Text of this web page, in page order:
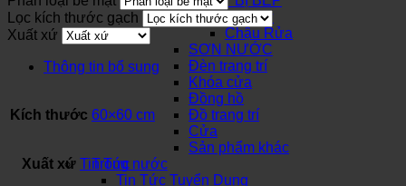
Bếp Từ
Chậu Rửa
SƠN NƯỚC
Đèn trang trí
Khóa cửa
Đồng hồ
Đồ trang trí
Cửa
Sản phẩm khác
Tin Tức
Tin Tức Tuyển Dụng
Lọc kích thước gạch
Xuất xứ
Thông tin bổ sung
Kích thước 60×60 cm
Xuất xứ Trong nước